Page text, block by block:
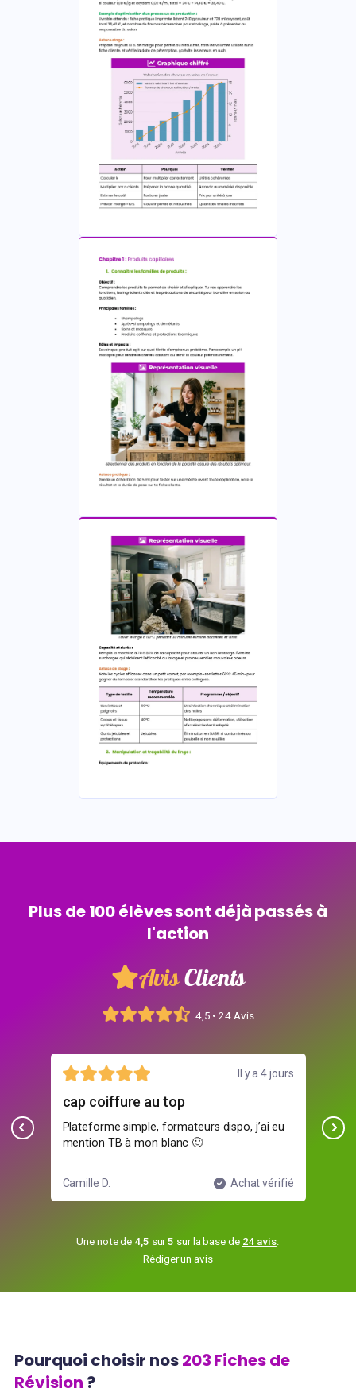
Plus de 100 élèves sont déjà passés à
l'action
AvisClients
4,5 • 24 Avis
Il y a 4 jours
cap coiffure au top
Plateforme simple, formateurs dispo, j’ai eu
mention TB à mon blanc 🙂
Camille D. Achat vérifié
Une note de 4,5 sur5 sur la base de 24 avis.
Rédiger un avis
Pourquoi choisir nos203 Fiches de
Révision ?